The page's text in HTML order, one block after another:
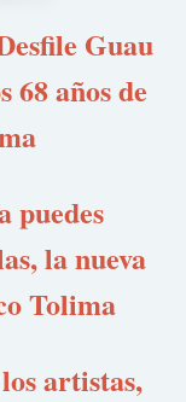
Guau
68 años de
puedes
la nueva
Tolima
artistas,